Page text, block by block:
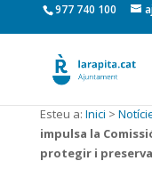
977 740 100
Esteu a: Inici >
impulsa la
protegir i